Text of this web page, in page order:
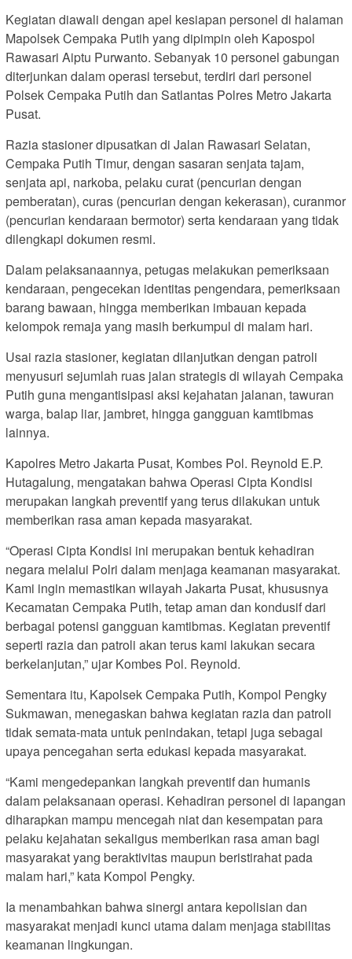
Kegiatan diawali dengan apel kesiapan personel di halaman
Mapolsek Cempaka Putih yang dipimpin oleh Kapospol
Rawasari Aiptu Purwanto. Sebanyak 10 personel gabungan
diterjunkan dalam operasi tersebut, terdiri dari personel
Polsek Cempaka Putih dan Satlantas Polres Metro Jakarta
Pusat.
Razia stasioner dipusatkan di Jalan Rawasari Selatan,
Cempaka Putih Timur, dengan sasaran senjata tajam,
senjata api, narkoba, pelaku curat (pencurian dengan
pemberatan), curas (pencurian dengan kekerasan), curanmor
(pencurian kendaraan bermotor) serta kendaraan yang tidak
dilengkapi dokumen resmi.
Dalam pelaksanaannya, petugas melakukan pemeriksaan
kendaraan, pengecekan identitas pengendara, pemeriksaan
barang bawaan, hingga memberikan imbauan kepada
kelompok remaja yang masih berkumpul di malam hari.
Usai razia stasioner, kegiatan dilanjutkan dengan patroli
menyusuri sejumlah ruas jalan strategis di wilayah Cempaka
Putih guna mengantisipasi aksi kejahatan jalanan, tawuran
warga, balap liar, jambret, hingga gangguan kamtibmas
lainnya.
Kapolres Metro Jakarta Pusat, Kombes Pol. Reynold E.P.
Hutagalung, mengatakan bahwa Operasi Cipta Kondisi
merupakan langkah preventif yang terus dilakukan untuk
memberikan rasa aman kepada masyarakat.
“Operasi Cipta Kondisi ini merupakan bentuk kehadiran
negara melalui Polri dalam menjaga keamanan masyarakat.
Kami ingin memastikan wilayah Jakarta Pusat, khususnya
Kecamatan Cempaka Putih, tetap aman dan kondusif dari
berbagai potensi gangguan kamtibmas. Kegiatan preventif
seperti razia dan patroli akan terus kami lakukan secara
berkelanjutan,” ujar Kombes Pol. Reynold.
Sementara itu, Kapolsek Cempaka Putih, Kompol Pengky
Sukmawan, menegaskan bahwa kegiatan razia dan patroli
tidak semata-mata untuk penindakan, tetapi juga sebagai
upaya pencegahan serta edukasi kepada masyarakat.
“Kami mengedepankan langkah preventif dan humanis
dalam pelaksanaan operasi. Kehadiran personel di lapangan
diharapkan mampu mencegah niat dan kesempatan para
pelaku kejahatan sekaligus memberikan rasa aman bagi
masyarakat yang beraktivitas maupun beristirahat pada
malam hari,” kata Kompol Pengky.
Ia menambahkan bahwa sinergi antara kepolisian dan
masyarakat menjadi kunci utama dalam menjaga stabilitas
keamanan lingkungan.